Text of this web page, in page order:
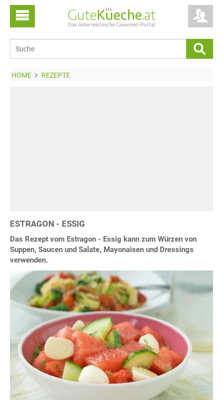
HOME REZEPTE
ESTRAGON - ESSIG
Das Rezept vom Estragon - Essig kann zum Würzen von
Suppen, Saucen und Salate, Mayonaisen und Dressings
verwenden.